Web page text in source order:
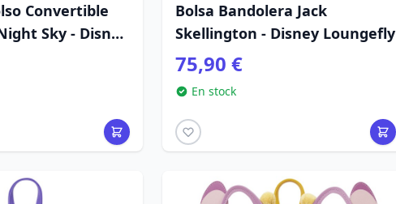
Convertible
Sky - Disney
Bolsa Bandolera Jack
Skellington - Disney Loungefly
75,90 €
En stock